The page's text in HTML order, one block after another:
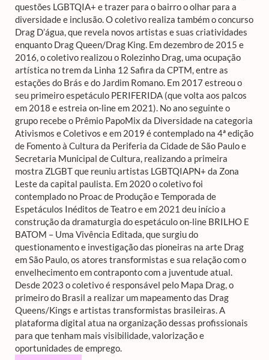
questões LGBTQIA+ e trazer para o bairro o olhar para a
diversidade e inclusão. O coletivo realiza também o concurso
Drag D’água, que revela novos artistas e suas criatividades
enquanto Drag Queen/Drag King. Em dezembro de 2015 e
2016, o coletivo realizou o Rolezinho Drag, uma ocupação
artística no trem da Linha 12 Safira da CPTM, entre as
estações do Brás e do Jardim Romano. Em 2017 estreou o
seu primeiro espetáculo PERIFERIDA (que volta aos palcos
em 2018 e estreia on-line em 2021). No ano seguinte o
grupo recebe o Prêmio PapoMix da Diversidade na categoria
Ativismos e Coletivos e em 2019 é contemplado na 4ª edição
de Fomento à Cultura da Periferia da Cidade de São Paulo e
Secretaria Municipal de Cultura, realizando a primeira
mostra ZLGBT que reuniu artistas LGBTQIAPN+ da Zona
Leste da capital paulista. Em 2020 o coletivo foi
contemplado no Proac de Produção e Temporada de
Espetáculos Inéditos de Teatro e em 2021 deu início a
construção da dramaturgia do espetáculo on-line BRILHO E
BATOM – Uma Vivência Editada, que surgiu do
questionamento e investigação das pioneiras na arte Drag
em São Paulo, os atores transformistas e sua relação com o
envelhecimento em contraponto com a juventude atual.
Desde 2023 o coletivo é responsável pelo Mapa Drag, o
primeiro do Brasil a realizar um mapeamento das Drag
Queens/Kings e artistas transformistas brasileiras. A
plataforma digital atua na organização dessas profissionais
para que tenham mais visibilidade, valorização e
oportunidades de emprego.